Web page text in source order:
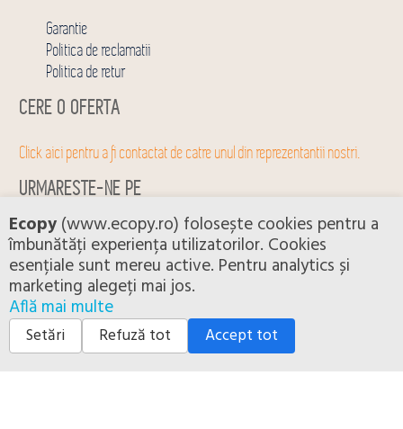
Garantie
Politica de reclamatii
Politica de retur
CERE O OFERTA
Click aici pentru a fi contactat de catre unul din reprezentantii nostri.
URMARESTE-NE PE
Facebook|Youtube
Ecopy (www.ecopy.ro) folosește cookies pentru a
îmbunătăți experiența utilizatorilor. Cookies
esențiale sunt mereu active. Pentru analytics și
marketing alegeți mai jos.
Află mai multe
Setări Refuză tot Accept tot